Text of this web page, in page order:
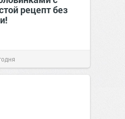
рецепт без